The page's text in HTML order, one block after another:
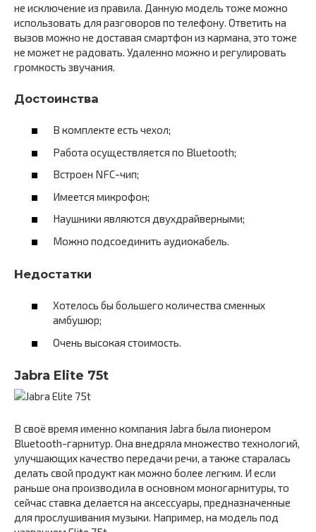
не исключение из правила. Данную модель тоже можно
использовать для разговоров по телефону. Ответить на
вызов можно не доставая смартфон из кармана, это тоже
не может не радовать. Удаленно можно и регулировать
громкость звучания.
Достоинства
В комплекте есть чехол;
Работа осуществляется по Bluetooth;
Встроен NFC-чип;
Имеется микрофон;
Наушники являются двухдрайверными;
Можно подсоединить аудиокабель.
Недостатки
Хотелось бы большего количества сменных
амбушюр;
Очень высокая стоимость.
Jabra Elite 75t
В своё время именно компания Jabra была пионером
Bluetooth-гарнитур. Она внедряла множество технологий,
улучшающих качество передачи речи, а также старалась
делать свой продукт как можно более легким. И если
раньше она производила в основном моногарнитуры, то
сейчас ставка делается на аксессуары, предназначенные
для прослушивания музыки. Например, на модель под